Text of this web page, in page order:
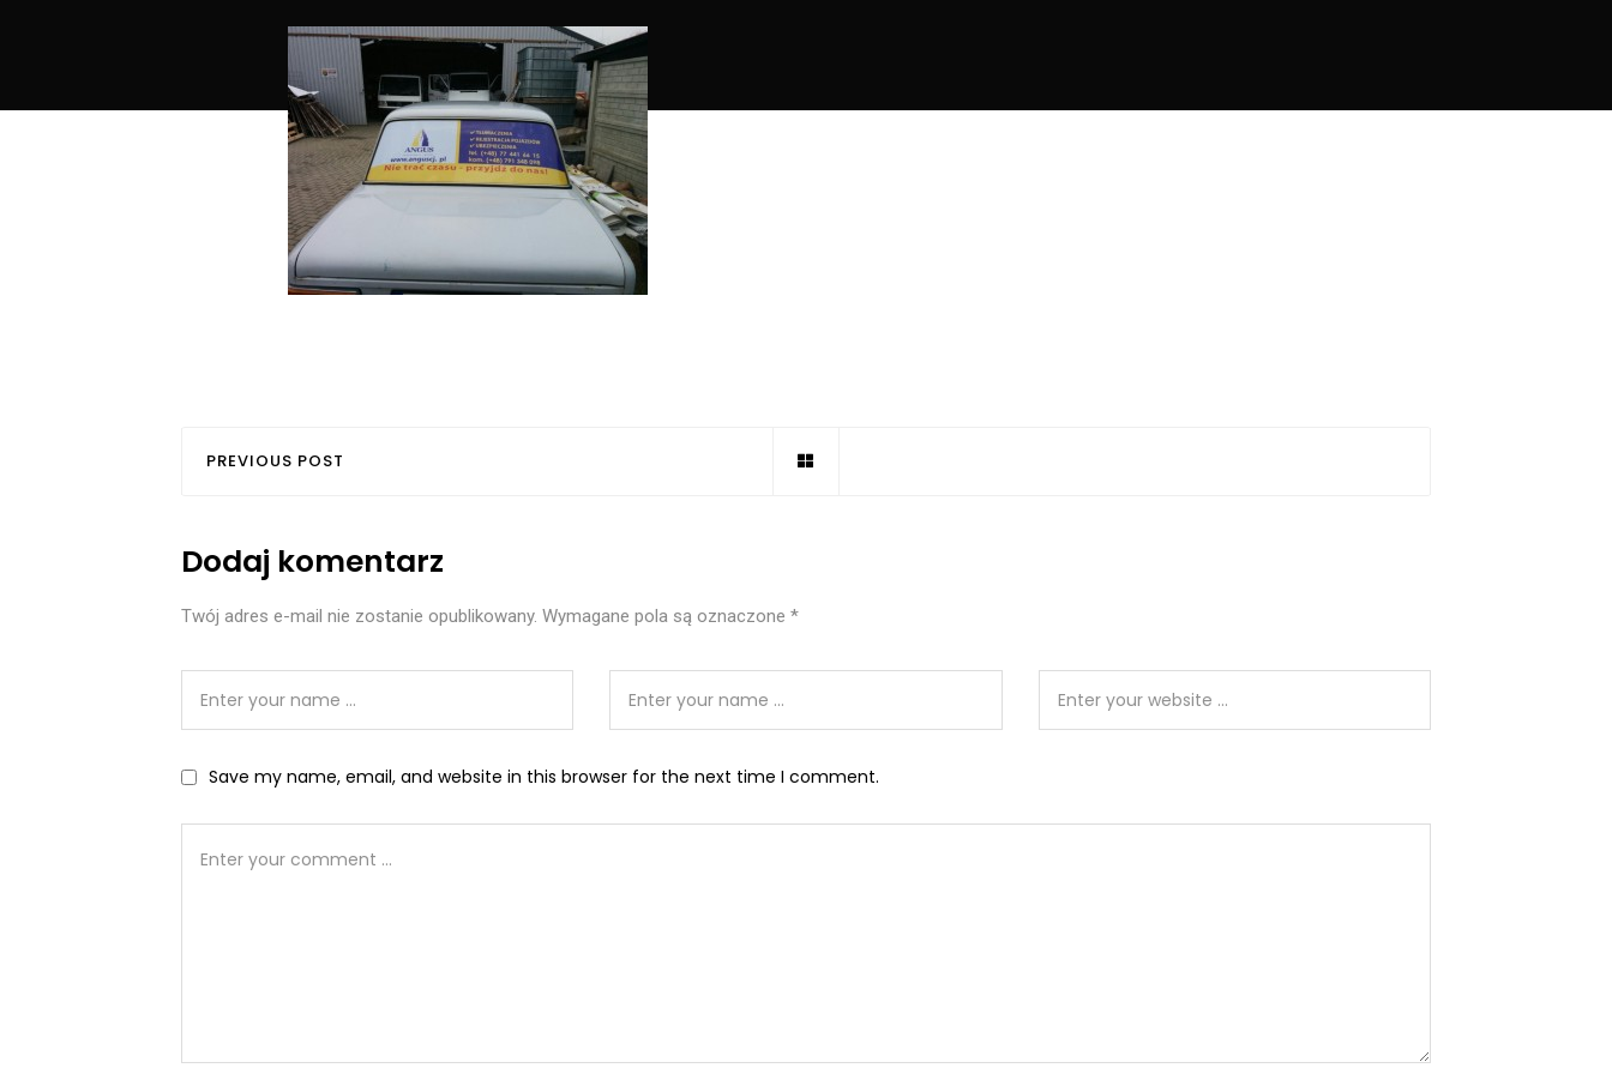
PREVIOUS POST
Dodaj komentarz
Twój adres e-mail nie zostanie opublikowany. Wymagane pola są oznaczone *
Save my name, email, and website in this browser for the next time I comment.